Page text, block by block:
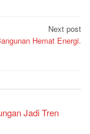
Next post
Hemat Energi.
Jadi Tren